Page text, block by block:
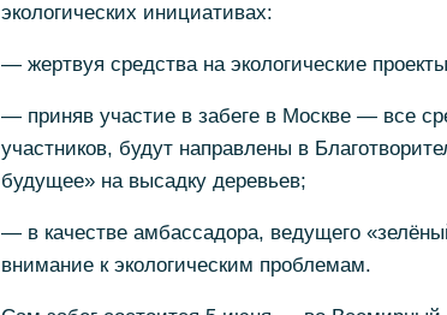
экологических инициативах:
— жертвуя средства на экологические
— приняв участие в забеге в Москве —все
участников, будут направлены в
будущее» на высадку деревьев;
— в качестве амбассадора, ведущего
внимание к экологическим проблемам.